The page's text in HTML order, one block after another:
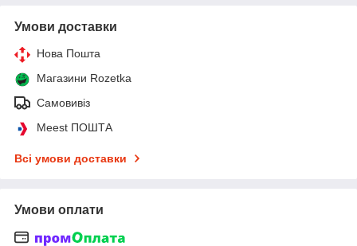
Умови доставки
Нова Пошта
Магазини Rozetka
Самовивіз
Meest ПОШТА
Всі умови доставки
Умови оплати